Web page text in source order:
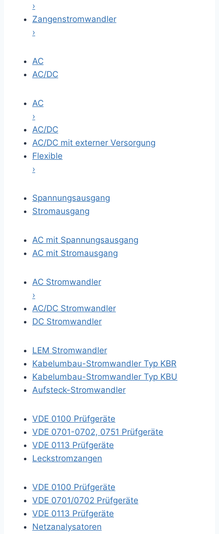
›
Zangenstromwandler
›
AC
AC/DC
AC
›
AC/DC
AC/DC mit externer Versorgung
Flexible
›
Spannungsausgang
Stromausgang
AC mit Spannungsausgang
AC mit Stromausgang
AC Stromwandler
›
AC/DC Stromwandler
DC Stromwandler
LEM Stromwandler
Kabelumbau-Stromwandler Typ KBR
Kabelumbau-Stromwandler Typ KBU
Aufsteck-Stromwandler
VDE 0100 Prüfgeräte
VDE 0701-0702, 0751 Prüfgeräte
VDE 0113 Prüfgeräte
Leckstromzangen
VDE 0100 Prüfgeräte
VDE 0701/0702 Prüfgeräte
VDE 0113 Prüfgeräte
Netzanalysatoren